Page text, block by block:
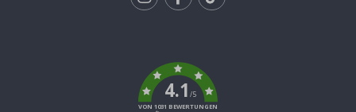
4.1/5
VON 1031 BEWERTUNGEN